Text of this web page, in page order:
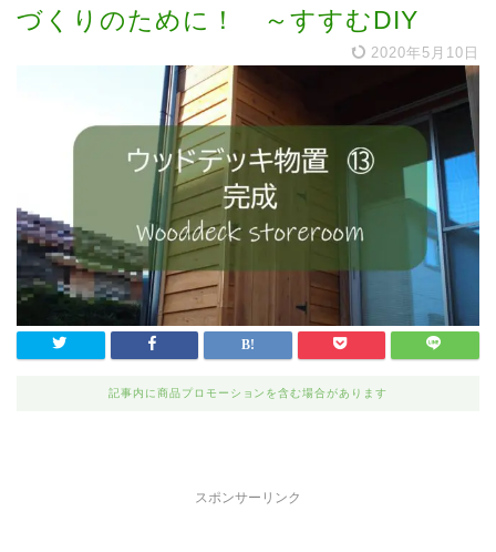
づくりのために！ ～すすむDIY
2020年5月10日
記事内に商品プロモーションを含む場合があります
スポンサーリンク